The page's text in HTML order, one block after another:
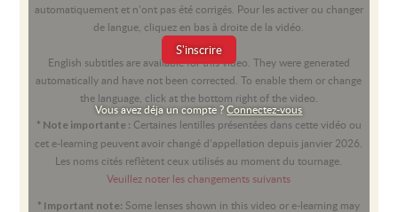
S'inscrire
Vous avez déja un compte ?Connectez-vous
automatiquement et n’ont pas été corrigés. Pour les activer ou changer
de langue, cliquez en bas à droite de la vidéo.
English subtitles are available for this video. They were generated
automatically and have not been corrected. To enable them or change
the language, click at the bottom right of the video.
* Note importante : Certaines lentilles présentées dans cette vidéo ou
cet e-learning peuvent avoir changé d’appellation depuis janvier 2026.
Les noms cités reflètent ceux utilisés au moment du tournage.
Veuillez noter les changements suivants
* Important note: Some lenses shown in this video or e-learning may